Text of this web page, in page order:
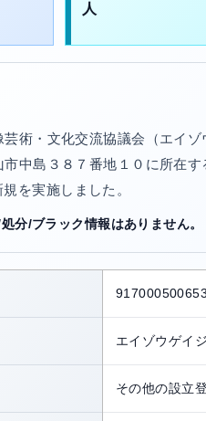
人
術・文化交流協議会（エイ
中島３８７番地１０に所在
を実施しました。
分/ブラック情報はありません。
エイゾウゲイ
その他の設立